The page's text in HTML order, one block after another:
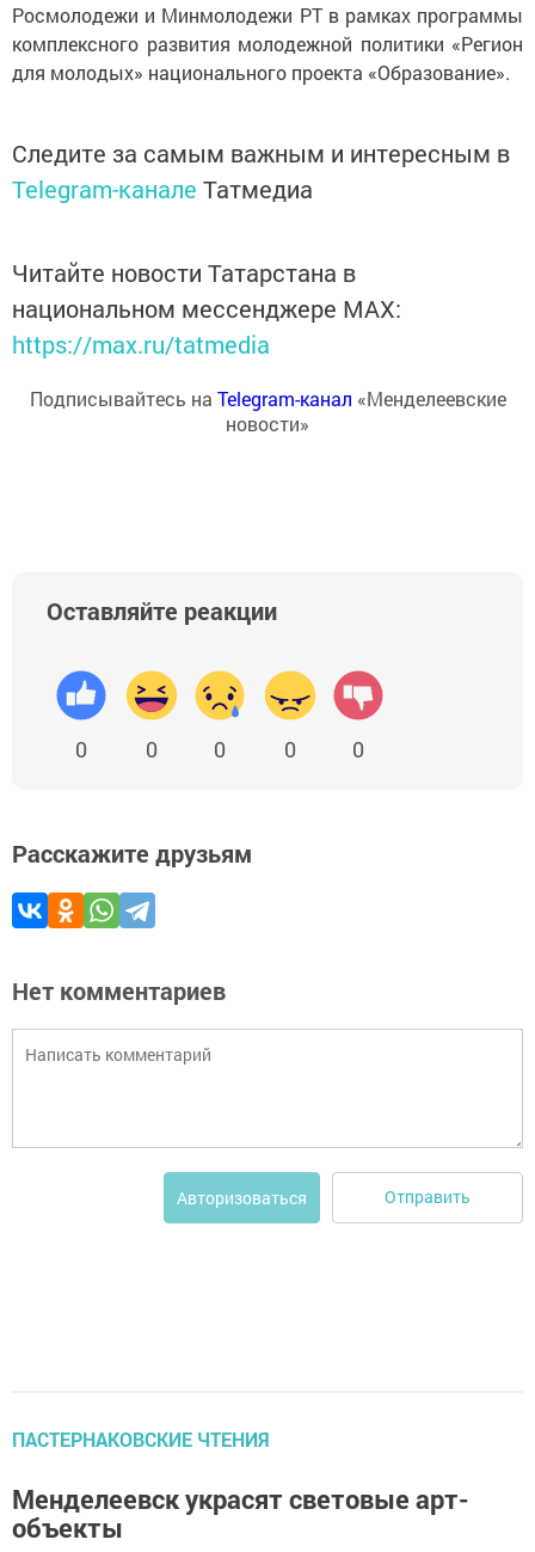
Росмолодежи и Минмолодежи РТ в рамках программы
комплексного развития молодежной политики «Регион
для молодых» национального проекта «Образование».
Следите за самым важным и интересным в
Telegram-канале Татмедиа
Читайте новости Татарстана в
национальном мессенджере MАХ:
https://max.ru/tatmedia
Подписывайтесь на Telegram-канал «Менделеевские
новости»
Оставляйте реакции
0 0 0 0 0
Расскажите друзьям
Нет комментариев
Авторизоваться Отправить
ПАСТЕРНАКОВСКИЕ ЧТЕНИЯ
Менделеевск украсят световые арт-
объекты